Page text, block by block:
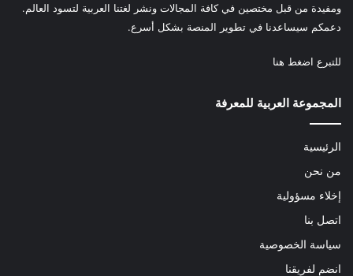
ومفيدة من قبل مختصين في كافة المجالات ونشر لغتنا العربية لتسود العالم.
دعمكم سيساعدنا في تطوير المنصة بشكل أسرع.
للتبرع اضغط هنا
المجموعة العربية للمعرفة
الرئيسية
من نحن
إخلاء مسؤولية
اتصل بنا
سياسة الخصوصية
انضم لفريقنا